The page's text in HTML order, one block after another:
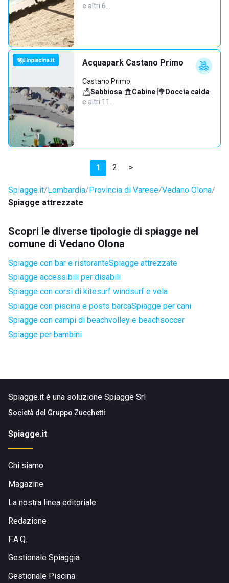
e altri 6…
Acquapark Castano Primo
Castano Primo
Sabbiosa· Cabine· Doccia calda·
e altri 11…
1 2 >
Spiagge.it Lombardia Provincia di Varese Vedano Olona
Spiagge attrezzate
Scopri le diverse tipologie di spiagge nel
comune di Vedano Olona
Spiagge con bar e ristoranteSpiagge attrezzate
Spiagge accessibili per disabili
Spiagge con corsi di kitesurf windsurf e vela
Spiagge con piscina e posto barcaSpiagge per cani
Spiagge con campi di beachvolley e beachsoccer
Spiagge per bambini
Spiagge.it è una soluzione Spiagge Srl
Società del Gruppo Zucchetti
Spiagge.it
Chi siamo
Magazine
La nostra linea editoriale
Redazione
F.A.Q.
Gestionale Spiaggia
Gestionale Piscina